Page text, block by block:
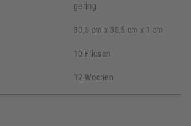
gering
30,5 cm x 30,5 cm x 1 cm
10 Fliesen
12 Wochen